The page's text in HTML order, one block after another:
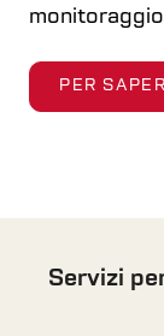
PER
Servizi